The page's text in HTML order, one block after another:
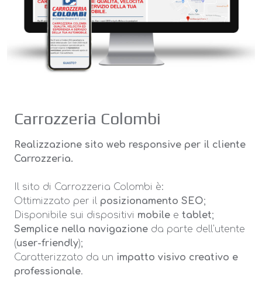
Carrozzeria Colombi
Realizzazione sito web responsive per il cliente
Carrozzeria.
Il sito di Carrozzeria Colombi è:
Ottimizzato per il posizionamento SEO;
Disponibile sui dispositivi mobile e tablet;
Semplice nella navigazione da parte dell'utente
(user-friendly);
Caratterizzato da un impatto visivo creativo e
professionale.